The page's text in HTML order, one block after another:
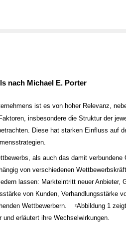
nach Michael E. Porter
ist es von hoher Relevanz,
insbesondere die Struktur der
Diese hat starken Einfluss auf
als auch das damit verbundene
von verschiedenen
lassen: Markteintritt neuer Anbieter,
von Kunden, Verhandlungsstärke
Wettbewerbern.
2Abbildung 1
und erläutert ihre Wechselwirkungen.